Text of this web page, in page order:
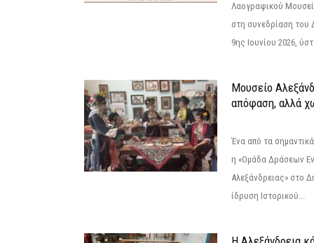
Λαογραφικού
στη συνεδρίαση του
9ης Ιουνίου 2026,
Μουσείο
απόφαση, αλλά
Ένα από τα
η «Ομάδα Δράσεων
Αλεξάνδρειας» στο
ίδρυση Ιστορικού...